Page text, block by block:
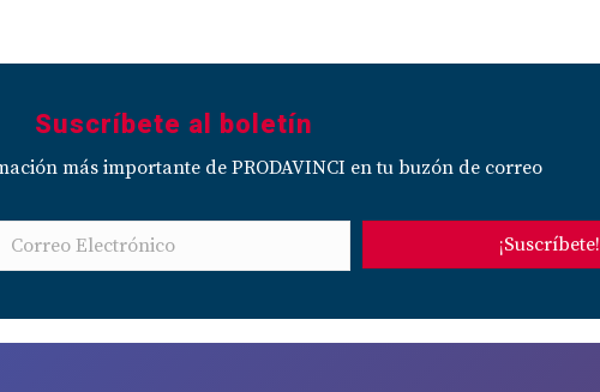
Suscríbete al boletín
más importante de PRODAVINCI en tu buzón de correo
¡Suscríbete!